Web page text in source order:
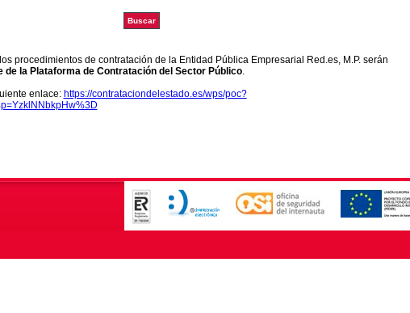
procedimientos de contratación de la Entidad Pública Empresarial Red.es, M.P. serán
de la Plataforma de Contratación del Sector Público.
enlace: https://contrataciondelestado.es/wps/poc?